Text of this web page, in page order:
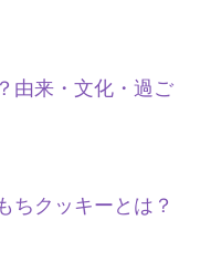
由来・文化・過ご
ちクッキーとは？